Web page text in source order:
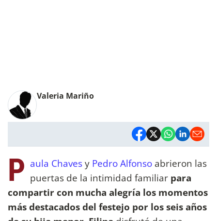
Valeria Mariño
P aula Chavesy Pedro Alfonso abrieron las
puertas de la intimidad familiar para
compartir con mucha alegría los momentos
más destacados del festejo por los seis años